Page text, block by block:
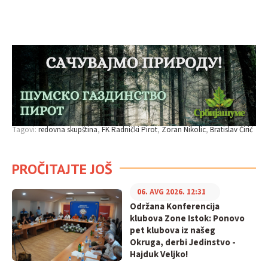
Tagovi:redovna skupština FK Radnički Pirot Zoran Nikolic Bratislav Ćirić
PROČITAJTE JOŠ
Održana Konferencija
klubova Zone Istok: Ponovo
pet klubova iz našeg
Okruga, derbi Jedinstvo -
Hajduk Veljko!
06. AVG 2026. 12:31